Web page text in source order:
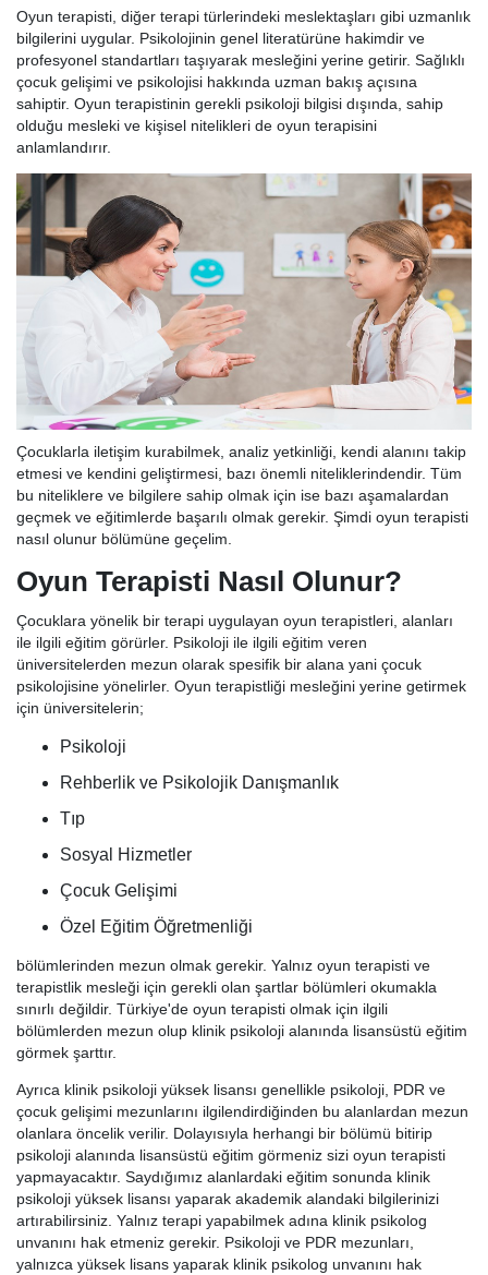
Oyun terapisti, diğer terapi türlerindeki meslektaşları gibi uzmanlık
bilgilerini uygular. Psikolojinin genel literatürüne hakimdir ve
profesyonel standartları taşıyarak mesleğini yerine getirir. Sağlıklı
çocuk gelişimi ve psikolojisi hakkında uzman bakış açısına
sahiptir. Oyun terapistinin gerekli psikoloji bilgisi dışında, sahip
olduğu mesleki ve kişisel nitelikleri de oyun terapisini
anlamlandırır.
Çocuklarla iletişim kurabilmek, analiz yetkinliği, kendi alanını takip
etmesi ve kendini geliştirmesi, bazı önemli niteliklerindendir. Tüm
bu niteliklere ve bilgilere sahip olmak için ise bazı aşamalardan
geçmek ve eğitimlerde başarılı olmak gerekir. Şimdi oyun terapisti
nasıl olunur bölümüne geçelim.
Oyun Terapisti Nasıl Olunur?
Çocuklara yönelik bir terapi uygulayan oyun terapistleri, alanları
ile ilgili eğitim görürler. Psikoloji ile ilgili eğitim veren
üniversitelerden mezun olarak spesifik bir alana yani çocuk
psikolojisine yönelirler. Oyun terapistliği mesleğini yerine getirmek
için üniversitelerin;
Psikoloji
Rehberlik ve Psikolojik Danışmanlık
Tıp
Sosyal Hizmetler
Çocuk Gelişimi
Özel Eğitim Öğretmenliği
bölümlerinden mezun olmak gerekir. Yalnız oyun terapisti ve
terapistlik mesleği için gerekli olan şartlar bölümleri okumakla
sınırlı değildir. Türkiye'de oyun terapisti olmak için ilgili
bölümlerden mezun olup klinik psikoloji alanında lisansüstü eğitim
görmek şarttır.
Ayrıca klinik psikoloji yüksek lisansı genellikle psikoloji, PDR ve
çocuk gelişimi mezunlarını ilgilendirdiğinden bu alanlardan mezun
olanlara öncelik verilir. Dolayısıyla herhangi bir bölümü bitirip
psikoloji alanında lisansüstü eğitim görmeniz sizi oyun terapisti
yapmayacaktır. Saydığımız alanlardaki eğitim sonunda klinik
psikoloji yüksek lisansı yaparak akademik alandaki bilgilerinizi
artırabilirsiniz. Yalnız terapi yapabilmek adına klinik psikolog
unvanını hak etmeniz gerekir. Psikoloji ve PDR mezunları,
yalnızca yüksek lisans yaparak klinik psikolog unvanını hak